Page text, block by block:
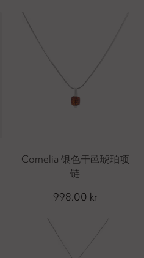
Cornelia 银色干邑琥珀项
链
998.00 kr